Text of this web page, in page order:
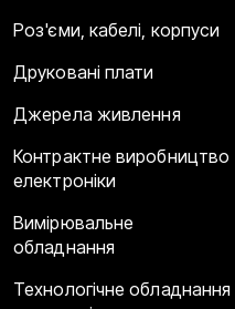
Роз'єми, кабелі, корпуси
Друковані плати
Джерела живлення
Контрактне виробництво
електроніки
Вимірювальне
обладнання
Технологічне обладнання